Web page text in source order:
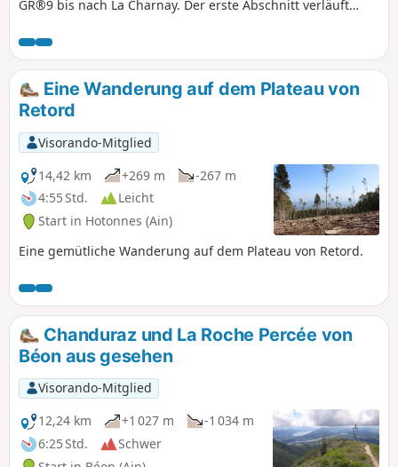
GR®9 bis nach La Charnay. Der erste Abschnitt verläuft
Terments und am Crêt du Nû: Steigen Sie hinauf zu den
Aussichtspunkten, um den Blick auf die Rhône und die
Alpen zu genießen. Der zweite Teil des Aufstiegs verläuft
über das Plateau. Anschließend erreicht man die Ferme du
Retord. Hinter der Ferme geht es auf dem gelb markierten
Weg hinunter in Richtung La Grange à Lucien. Der Abstieg
führt weiter zum Pré Brachet, dann zum Gros Frêne und zu
den Granges Charpy, um schließlich wieder in Les
Bergonnes anzukommen.
Eine Wanderung auf dem Plateau von
Retord
Visorando-Mitglied
14,42 km
+269 m
-267 m
4:55 Std.
Leicht
Start in Hotonnes (Ain)
Eine gemütliche Wanderung auf dem Plateau von Retord.
Chanduraz und La Roche Percée von
Béon aus gesehen
Visorando-Mitglied
12,24 km
+1 027 m
-1 034 m
6:25 Std.
Schwer